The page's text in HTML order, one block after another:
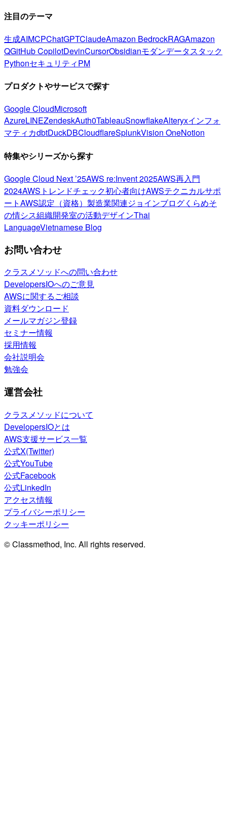
注目のテーマ
生成AIMCPChatGPTClaudeAmazon BedrockRAGAmazon
QGitHub CopilotDevinCursorObsidianモダンデータスタック
PythonセキュリティPM
プロダクトやサービスで探す
Google CloudMicrosoft
AzureLINEZendeskAuth0TableauSnowflakeAlteryxインフォ
マティカdbtDuckDBCloudflareSplunkVision OneNotion
特集やシリーズから探す
Google Cloud Next ’25AWS re:Invent 2025AWS再入門
2024AWSトレンドチェック初心者向けAWSテクニカルサポ
ートAWS認定（資格） 製造業関連ジョインブログくらめそ
の情シス組織開発室の活動デザインThai
LanguageVietnamese Blog
お問い合わせ
クラスメソッドへの問い合わせ
DevelopersIOへのご意見
AWSに関するご相談
資料ダウンロード
メールマガジン登録
セミナー情報
採用情報
会社説明会
勉強会
運営会社
クラスメソッドについて
DevelopersIOとは
AWS支援サービス一覧
公式X(Twitter)
公式YouTube
公式Facebook
公式LinkedIn
アクセス情報
プライバシーポリシー
クッキーポリシー
© Classmethod, Inc. All rights reserved.